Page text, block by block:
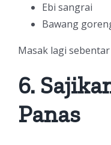
Ebi sangrai
Bawang
Masak lagi
6.
Panas